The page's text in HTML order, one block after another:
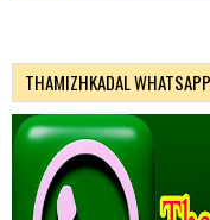
THAMIZHKADAL